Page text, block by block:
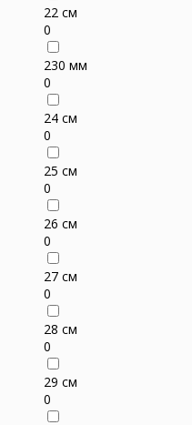
22 см
0
230 мм
0
24 см
0
25 см
0
26 см
0
27 см
0
28 см
0
29 см
0